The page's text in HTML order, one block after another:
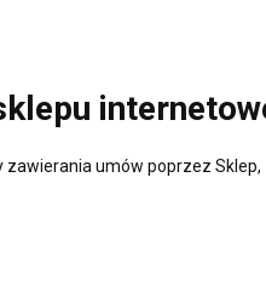
zawierania umów poprzez